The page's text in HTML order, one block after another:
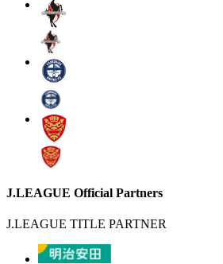
J.LEAGUE Official Partners
J.LEAGUE TITLE PARTNER